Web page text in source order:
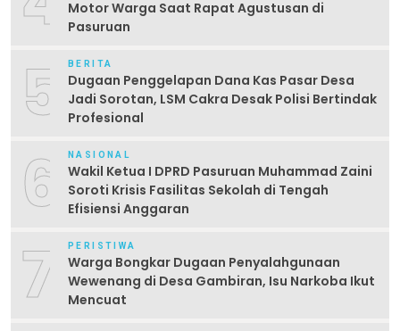
Motor Warga Saat Rapat Agustusan di
Pasuruan
5 BERITA
Dugaan Penggelapan Dana Kas Pasar Desa
Jadi Sorotan, LSM Cakra Desak Polisi Bertindak
Profesional
6 NASIONAL
Wakil Ketua I DPRD Pasuruan Muhammad Zaini
Soroti Krisis Fasilitas Sekolah di Tengah
Efisiensi Anggaran
7 PERISTIWA
Warga Bongkar Dugaan Penyalahgunaan
Wewenang di Desa Gambiran, Isu Narkoba Ikut
Mencuat